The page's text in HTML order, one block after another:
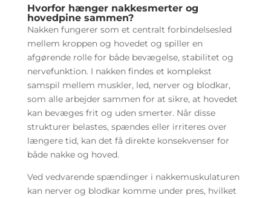
Hvorfor hænger nakkesmerter og
hovedpine sammen?
Nakken fungerer som et centralt forbindelsesled
mellem kroppen og hovedet og spiller en
afgørende rolle for både bevægelse, stabilitet og
nervefunktion. I nakken findes et komplekst
samspil mellem muskler, led, nerver og blodkar,
som alle arbejder sammen for at sikre, at hovedet
kan bevæges frit og uden smerter. Når disse
strukturer belastes, spændes eller irriteres over
længere tid, kan det få direkte konsekvenser for
både nakke og hoved.
Ved vedvarende spændinger i nakkemuskulaturen
kan nerver og blodkar komme under pres, hvilket